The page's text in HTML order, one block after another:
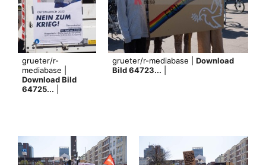
grueter/r-
mediabase |
Download Bild
64725...
grueter/r-mediabase | Download
Bild 64723...